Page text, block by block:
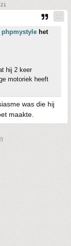
phpmystyle het
hij 2 keer
motoriek heeft
was die hij
maakte.